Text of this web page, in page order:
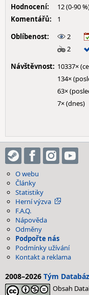
Hodnocení:
12 (0-90
Komentářů:
1
Oblíbenost:
2
2
Návštěvnost: 10337×
134×
63×
7× (dnes)
O webu
Články
Statistiky
Herní výzva
F.A.Q.
Nápověda
Odměny
Podpořte nás
Podmínky užívání
Kontakt a reklama
2008–2026 Tým
Obsah